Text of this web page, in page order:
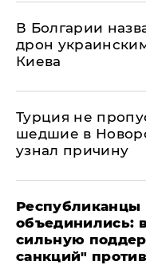
В Болгарии
дрон
Киева
Турция не
шедшие в
узнал причину
Республиканцы
объединились:
сильную
санкций"